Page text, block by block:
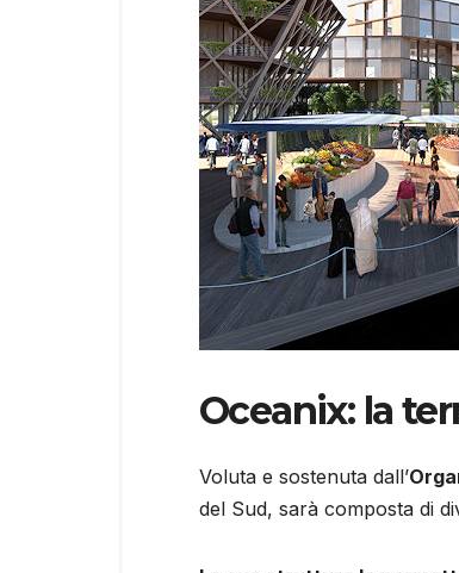
Oceanix: la
Voluta e sostenuta dall’
del Sud, sarà composta di